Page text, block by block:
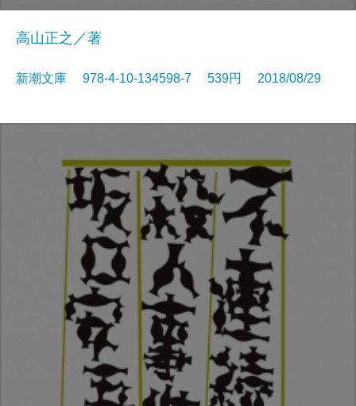
高山正之／著
新潮文庫 978-4-10-134598-7 539円 2018/08/29